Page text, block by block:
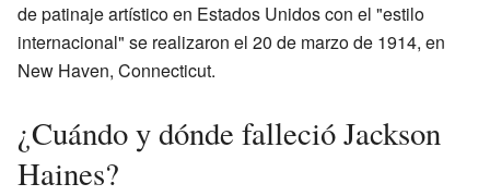
de patinaje artístico en Estados Unidos con el "estilo
internacional" se realizaron el 20 de marzo de 1914, en
New Haven, Connecticut.
¿Cuándo y dónde falleció Jackson
Haines?